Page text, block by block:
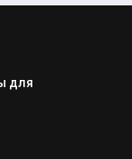
для